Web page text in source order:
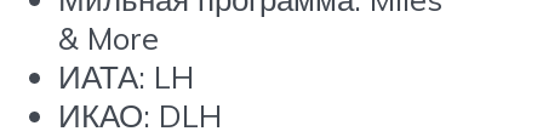
& More
ИАТА: LH
ИКАО: DLH